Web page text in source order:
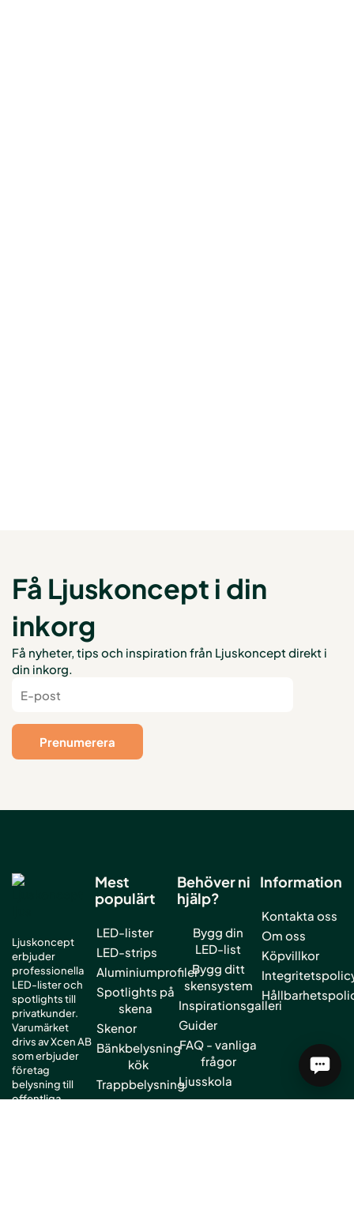
Få Ljuskoncept i din
inkorg
Få nyheter, tips och inspiration från Ljuskoncept direkt i
din inkorg.
Ljuskoncept
erbjuder
professionella
LED-lister och
spotlights till
privatkunder.
Varumärket
drivs av Xcen AB
som erbjuder
företag
belysning till
offentliga
Mest
populärt
LED-lister
LED-strips
Aluminiumprofiler
Spotlights på
skena
Skenor
Bänkbelysning
kök
Trappbelysning
Garderobsbelysning
Behöver ni
hjälp?
Bygg din
LED-list
Bygg ditt
skensystem
Inspirationsgalleri
Guider
FAQ - vanliga
frågor
Ljusskola
Information
Kontakta oss
Om oss
Köpvillkor